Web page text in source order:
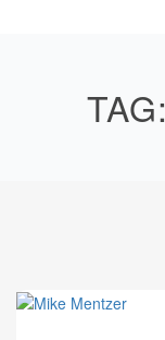
TAG: